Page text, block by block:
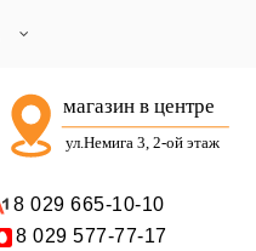
8 029 665-10-10
8 029 577-77-17